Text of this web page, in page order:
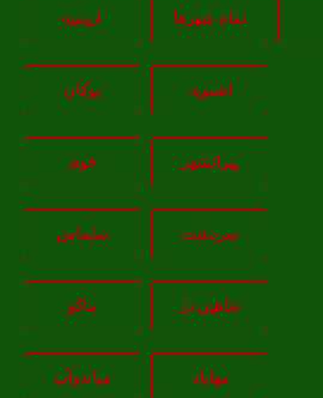
تمام شهر‌ها اروميه
اشنويه بوکان
پيرانشهر خوي
سردشت سلماس
شاهين دژ ماکو
مهاباد مياندوآب